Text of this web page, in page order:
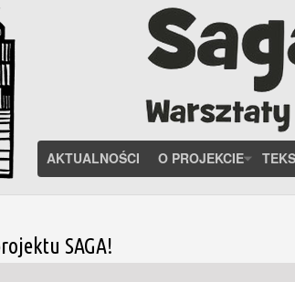
AKTUALNOŚCI O PROJEKCIE
SAGA!